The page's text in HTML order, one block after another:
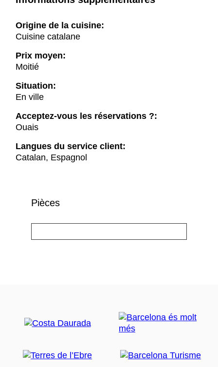
Origine de la cuisine:
Cuisine catalane
Prix moyen:
Moitié
Situation:
En ville
Acceptez-vous les réservations ?:
Ouais
Langues du service client:
Catalan, Espagnol
Pièces